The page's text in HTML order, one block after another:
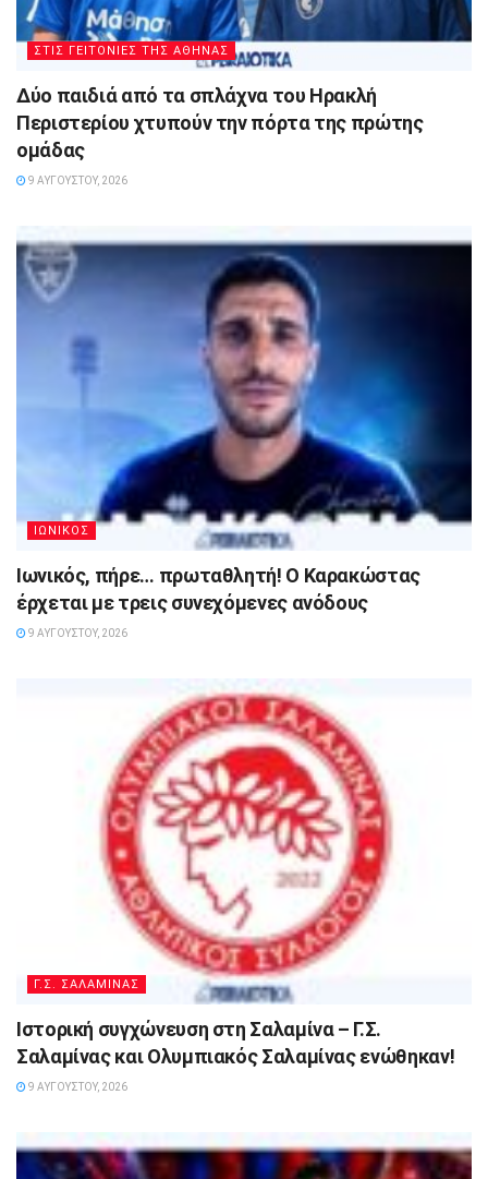
ΣΤΙΣ ΓΕΙΤΟΝΙΕΣ ΤΗΣ ΑΘΗΝΑΣ
Δύο παιδιά από τα σπλάχνα του Ηρακλή
Περιστερίου χτυπούν την πόρτα της πρώτης
ομάδας
9 ΑΥΓΟΎΣΤΟΥ, 2026
ΙΩΝΙΚΟΣ
Ιωνικός, πήρε… πρωταθλητή! Ο Καρακώστας
έρχεται με τρεις συνεχόμενες ανόδους
9 ΑΥΓΟΎΣΤΟΥ, 2026
Γ.Σ. ΣΑΛΑΜΙΝΑΣ
Ιστορική συγχώνευση στη Σαλαμίνα – Γ.Σ.
Σαλαμίνας και Ολυμπιακός Σαλαμίνας ενώθηκαν!
9 ΑΥΓΟΎΣΤΟΥ, 2026